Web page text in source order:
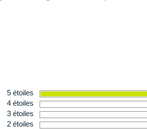
5 étoiles
4 étoiles
3 étoiles
2 étoiles